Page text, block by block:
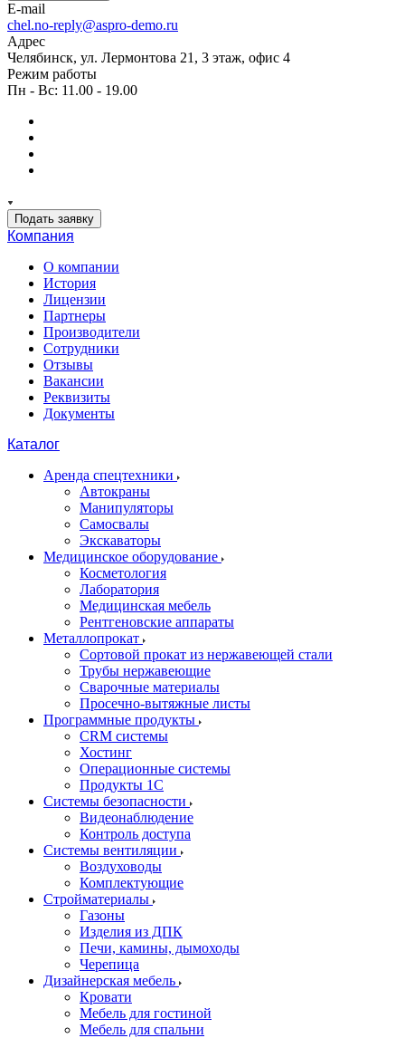
E-mail
chel.no-reply@aspro-demo.ru
Адрес
Челябинск, ул. Лермонтова 21, 3 этаж, офис 4
Режим работы
Пн - Вс: 11.00 - 19.00
Подать заявку
Компания
О компании
История
Лицензии
Партнеры
Производители
Сотрудники
Отзывы
Вакансии
Реквизиты
Документы
Каталог
Аренда спецтехники
Автокраны
Манипуляторы
Самосвалы
Экскаваторы
Медицинское оборудование
Косметология
Лаборатория
Медицинская мебель
Рентгеновские аппараты
Металлопрокат
Сортовой прокат из нержавеющей стали
Трубы нержавеющие
Сварочные материалы
Просечно-вытяжные листы
Программные продукты
CRM системы
Хостинг
Операционные системы
Продукты 1С
Системы безопасности
Видеонаблюдение
Контроль доступа
Системы вентиляции
Воздуховоды
Комплектующие
Стройматериалы
Газоны
Изделия из ДПК
Печи, камины, дымоходы
Черепица
Дизайнерская мебель
Кровати
Мебель для гостиной
Мебель для спальни